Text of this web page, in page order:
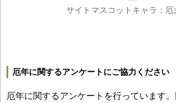
サイトマスコットキャラ：厄
厄年に関するアンケートにご協力ください
厄年に関するアンケートを行っています